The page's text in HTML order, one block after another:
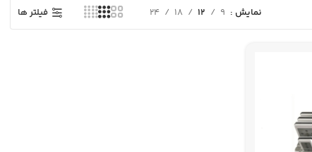
نمایش 9
12
18
24 فیلتر ها